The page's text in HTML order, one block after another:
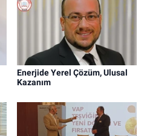
Enerjide Yerel Çözüm, Ulusal
Kazanım